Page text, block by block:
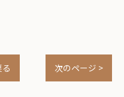
次のページ >